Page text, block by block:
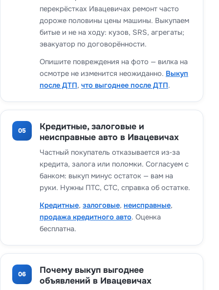
перекрёстках Ивацевичах ремонт часто
дороже половины цены машины. Выкупаем
битые и не на ходу: кузов, SRS, агрегаты;
эвакуатор по договорённости.
Опишите повреждения на фото — вилка на
осмотре не изменится неожиданно. Выкуп
после ДТП, что выгоднее после ДТП.
05
Кредитные, залоговые и
неисправные авто в Ивацевичах
Частный покупатель отказывается из‑за
кредита, залога или поломки. Согласуем с
банком: выкуп минус остаток — вам на
руки. Нужны ПТС, СТС, справка об остатке.
Кредитные, залоговые, неисправные,
продажа кредитного авто. Оценка
бесплатна.
06
Почему выкуп выгоднее
объявлений в Ивацевичах